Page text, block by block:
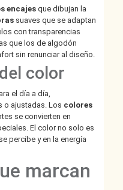
encajes que dibujan la
suaves que se adaptan
con transparencias
que los de algodón
sin renunciar al diseño.
color
el día a día,
o ajustadas. Los colores
se convierten en
El color no solo es
percibe y en la energía
marcan